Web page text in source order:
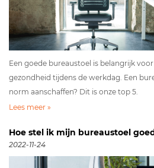
Een goede bureaustoel is belangrijk
gezondheid tijdens de werkdag. Een
norm aanschaffen? Dit is onze top 5.
Lees meer »
Hoe stel ik mijn bureaustoel
2022-11-24